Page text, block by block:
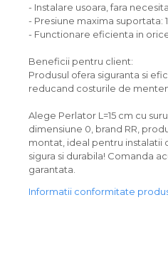
- Instalare usoara, fara
- Presiune maxima suportata:
- Functionare eficienta in
Beneficii pentru client:
Produsul ofera siguranta si
reducand costurile de
Alege Perlator L=15 cm cu
dimensiune 0, brand RR,
montat, ideal pentru instalatii
sigura si durabila! Comanda
garantata.
Informatii conformitate